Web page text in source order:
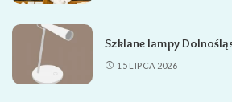
Szklane lampy
15 LIPCA 2026